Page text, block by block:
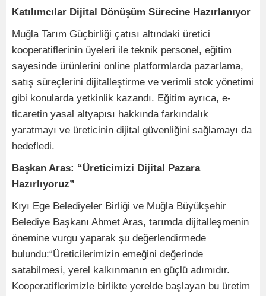
Katılımcılar Dijital Dönüşüm Sürecine Hazırlanıyor
Muğla Tarım Güçbirliği çatısı altındaki üretici
kooperatiflerinin üyeleri ile teknik personel, eğitim
sayesinde ürünlerini online platformlarda pazarlama,
satış süreçlerini dijitalleştirme ve verimli stok yönetimi
gibi konularda yetkinlik kazandı. Eğitim ayrıca, e-
ticaretin yasal altyapısı hakkında farkındalık
yaratmayı ve üreticinin dijital güvenliğini sağlamayı da
hedefledi.
Başkan Aras: “Üreticimizi Dijital Pazara
Hazırlıyoruz”
Kıyı Ege Belediyeler Birliği ve Muğla Büyükşehir
Belediye Başkanı Ahmet Aras, tarımda dijitalleşmenin
önemine vurgu yaparak şu değerlendirmede
bulundu:“Üreticilerimizin emeğini değerinde
satabilmesi, yerel kalkınmanın en güçlü adımıdır.
Kooperatiflerimizle birlikte yerelde başlayan bu üretim